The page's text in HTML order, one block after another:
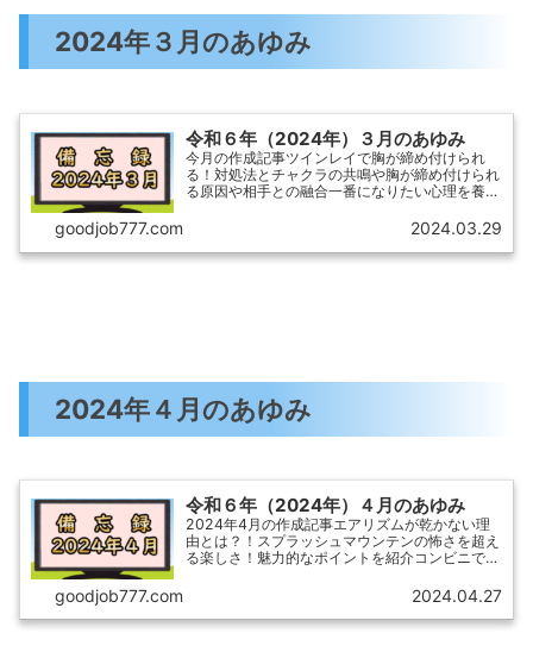
2024年３月のあゆみ
令和６年（2024年）３月のあゆみ
今月の作成記事ツインレイで胸が締め付けられ
る！対処法とチャクラの共鳴や胸が締め付けられ
る原因や相手との融合一番になりたい心理を養う
いい！欲しい物を買うことで得られるメリットや
goodjob777.com 2024.03.29
2024年４月のあゆみ
令和６年（2024年）４月のあゆみ
2024年4月の作成記事エアリズムが乾かない理
由とは？！スプラッシュマウンテンの怖さを超え
る楽しさ！魅力的なポイントを紹介コンビニで見
ごうハロウィンパーティーで目立つ！おしゃれな
goodjob777.com 2024.04.27